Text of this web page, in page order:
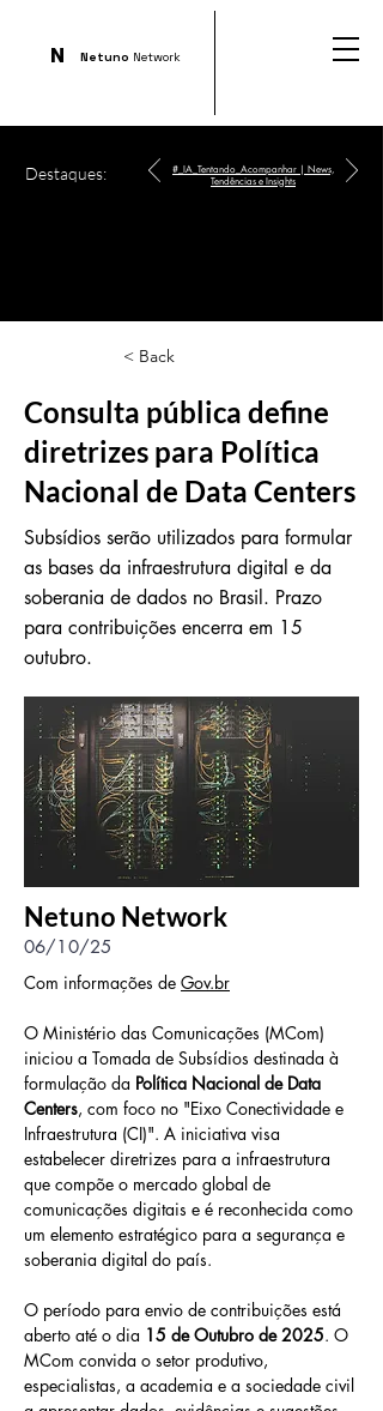
N Netuno Network
Destaques:
#_IA_Tentando_Acompanhar | News,
Tendências e Insights
< Back
Consulta pública define
diretrizes para Política
Nacional de Data Centers
Subsídios serão utilizados para formular
as bases da infraestrutura digital e da
soberania de dados no Brasil. Prazo
para contribuições encerra em 15
outubro.
Netuno Network
06/10/25
Com informações de Gov.br
O Ministério das Comunicações (MCom)
iniciou a Tomada de Subsídios destinada à
formulação da Política Nacional de Data
Centers, com foco no "Eixo Conectividade e
Infraestrutura (CI)". A iniciativa visa
estabelecer diretrizes para a infraestrutura
que compõe o mercado global de
comunicações digitais e é reconhecida como
um elemento estratégico para a segurança e
soberania digital do país.
O período para envio de contribuições está
aberto até o dia 15 de Outubro de 2025. O
MCom convida o setor produtivo,
especialistas, a academia e a sociedade civil